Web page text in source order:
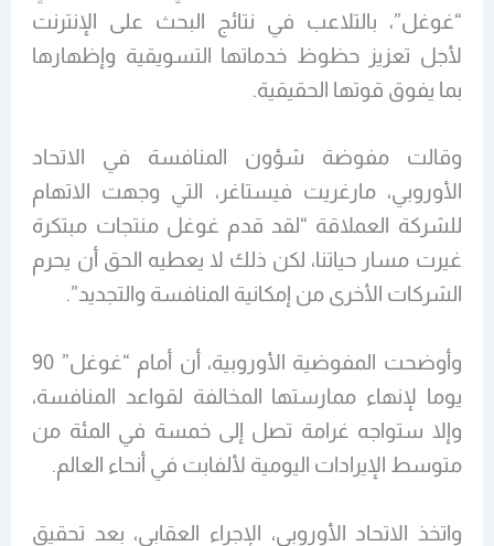
“غوغل”، بالتلاعب في نتائج البحث على الإنترنت
لأجل تعزيز حظوظ خدماتها التسويقية وإظهارها
بما يفوق قوتها الحقيقية.
وقالت مفوضة شؤون المنافسة في الاتحاد
الأوروبي، مارغريت فيستاغر، التي وجهت الاتهام
للشركة العملاقة “لقد قدم غوغل منتجات مبتكرة
غيرت مسار حياتنا، لكن ذلك لا يعطيه الحق أن يحرم
الشركات الأخرى من إمكانية المنافسة والتجديد”.
وأوضحت المفوضية الأوروبية، أن أمام “غوغل” 90
يوما لإنهاء ممارستها المخالفة لقواعد المنافسة،
وإلا ستواجه غرامة تصل إلى خمسة في المئة من
متوسط الإيرادات اليومية لألفابت في أنحاء العالم.
واتخذ الاتحاد الأوروبي، الإجراء العقابي، بعد تحقيق